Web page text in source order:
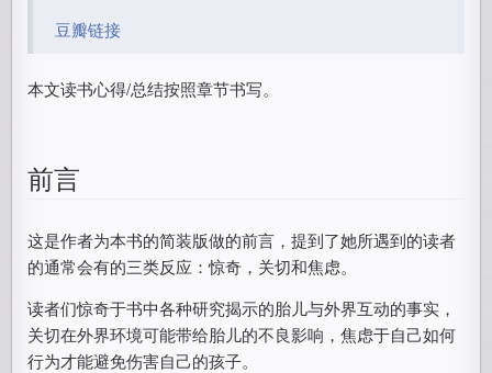
豆瓣链接
本文读书心得/总结按照章节书写。
前言
这是作者为本书的简装版做的前言，提到了她所遇到的读者
的通常会有的三类反应：惊奇，关切和焦虑。
读者们惊奇于书中各种研究揭示的胎儿与外界互动的事实，
关切在外界环境可能带给胎儿的不良影响，焦虑于自己如何
行为才能避免伤害自己的孩子。